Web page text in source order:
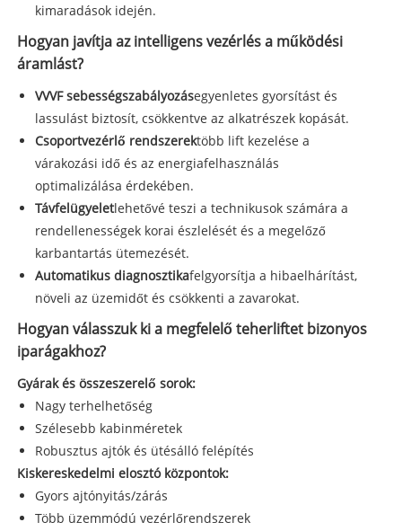
kimaradások idején.
Hogyan javítja az intelligens vezérlés a működési
áramlást?
VVVF sebességszabályozásegyenletes gyorsítást és
lassulást biztosít, csökkentve az alkatrészek kopását.
Csoportvezérlő rendszerektöbb lift kezelése a
várakozási idő és az energiafelhasználás
optimalizálása érdekében.
Távfelügyeletlehetővé teszi a technikusok számára a
rendellenességek korai észlelését és a megelőző
karbantartás ütemezését.
Automatikus diagnosztikafelgyorsítja a hibaelhárítást,
növeli az üzemidőt és csökkenti a zavarokat.
Hogyan válasszuk ki a megfelelő teherliftet bizonyos
iparágakhoz?
Gyárak és összeszerelő sorok:
Nagy terhelhetőség
Szélesebb kabinméretek
Robusztus ajtók és ütésálló felépítés
Kiskereskedelmi elosztó központok:
Gyors ajtónyitás/zárás
Több üzemmódú vezérlőrendszerek